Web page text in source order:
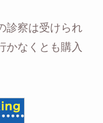
診察は受けられ
かなくとも購入